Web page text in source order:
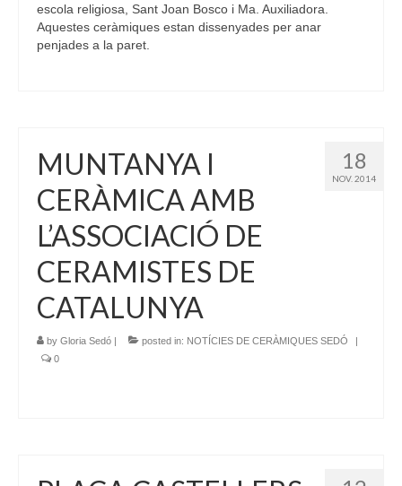
escola religiosa, Sant Joan Bosco i Ma. Auxiliadora.
Aquestes ceràmiques estan dissenyades per anar
penjades a la paret.
18
NOV. 2014
MUNTANYA I
CERÀMICA AMB
L’ASSOCIACIÓ DE
CERAMISTES DE
CATALUNYA
by Gloria Sedó posted in: NOTÍCIES DE CERÀMIQUES SEDÓ
0